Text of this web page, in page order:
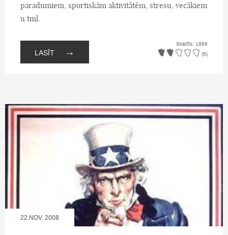
paradumiem, sportiskām aktivitātēm, stresu, vecākiem
u.tml.
LASĪT →
Skatīts: 1956
(5)
22.NOV, 2008